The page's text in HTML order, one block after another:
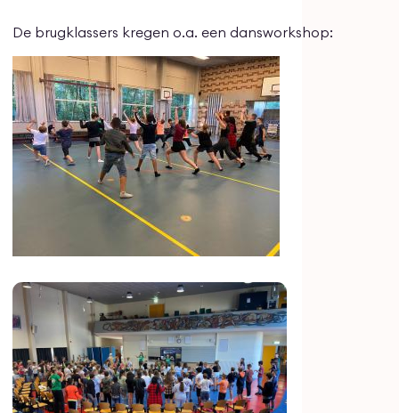
De brugklassers kregen o.a. een dansworkshop: